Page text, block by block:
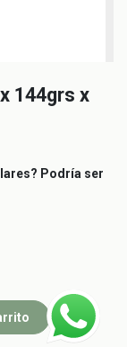
144grs x
Podría ser